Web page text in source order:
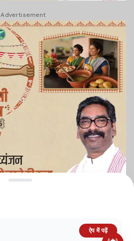
Advertisement
ऐप में पढ़ें